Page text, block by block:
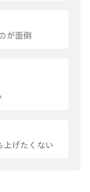
が面倒
上げたくない